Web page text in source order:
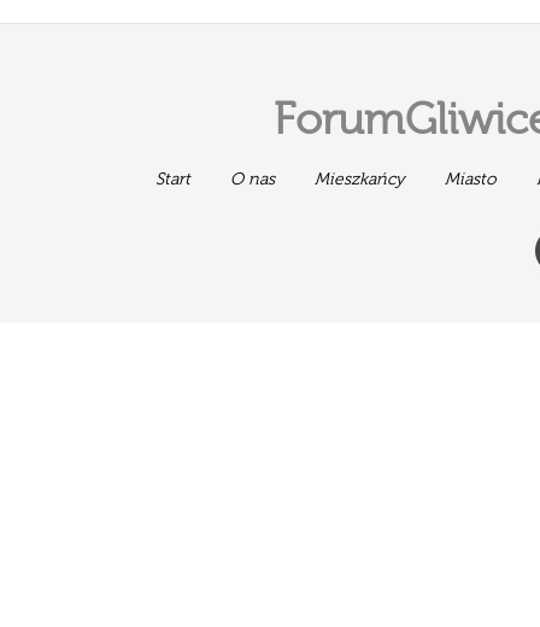
Start O nas Mieszkańcy Miasto